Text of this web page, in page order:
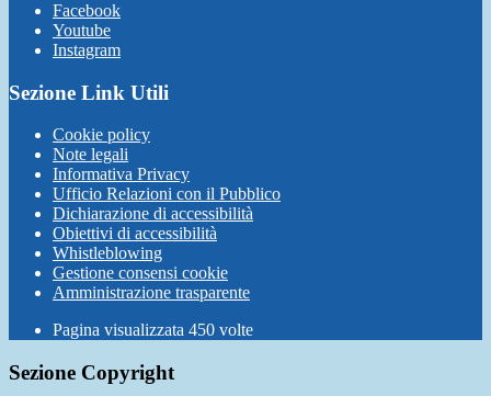
Facebook
Youtube
Instagram
Sezione Link Utili
Cookie policy
Note legali
Informativa Privacy
Ufficio Relazioni con il Pubblico
Dichiarazione di accessibilità
Obiettivi di accessibilità
Whistleblowing
Gestione consensi cookie
Amministrazione trasparente
Pagina visualizzata 450 volte
Sezione Copyright